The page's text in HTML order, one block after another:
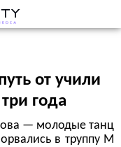
от учили
года
— молодые танц
в труппу М